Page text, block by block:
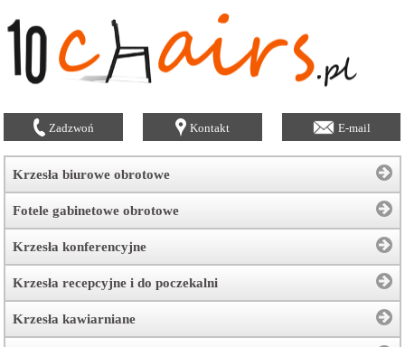
Zadzwoń Kontakt E-mail
Krzesła biurowe obrotowe
Fotele gabinetowe obrotowe
Krzesła konferencyjne
Krzesła recepcyjne i do poczekalni
Krzesła kawiarniane